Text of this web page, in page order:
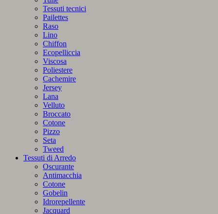
Tessuti tecnici
Pailettes
Raso
Lino
Chiffon
Ecopelliccia
Viscosa
Poliestere
Cachemire
Jersey
Lana
Velluto
Broccato
Cotone
Pizzo
Seta
Tweed
Tessuti di Arredo
Oscurante
Antimacchia
Cotone
Gobelin
Idrorepellente
Jacquard